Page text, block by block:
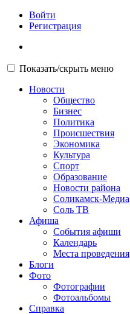
Войти
Регистрация
Показать/скрыть меню
Новости
Общество
Бизнес
Политика
Происшествия
Экономика
Культура
Спорт
Образование
Новости района
Соликамск-Медиа
Соль ТВ
Афиша
События афиши
Календарь
Места проведения
Блоги
Фото
Фотографии
Фотоальбомы
Справка